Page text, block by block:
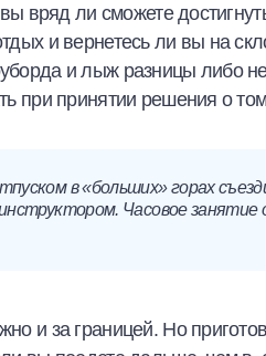
вряд ли сможете
и вернетесь ли вы на
и лыж разницы либо
при принятии решения о
в «больших» горах
Часовое занятие
и за границей. Но